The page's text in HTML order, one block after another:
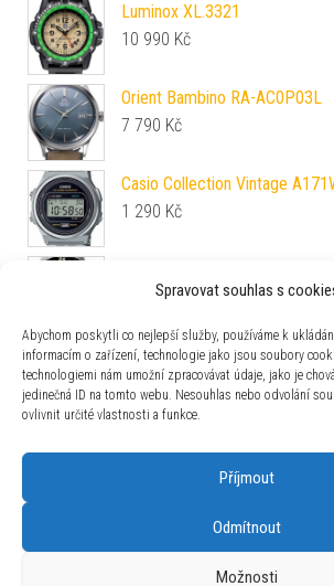
Spravovat souhlas s
Abychom poskytli co nejlepší služby, používáme k
informacím o zařízení, technologie jako jsou soubory
technologiemi nám umožní zpracovávat údaje, jako je
jedinečná ID na tomto webu. Nesouhlas nebo odvolání
ovlivnit určité vlastnosti a funkce.
Příjmout
Odmítnout
Možnosti
Luminox XL.3321
10 990 Kč
Orient Bambino RA-AC0P03L
7 790 Kč
Casio Collection Vintage
1 290 Kč
COSC Sled Driver Limited
S17C-BK
99 800 Kč
Casio Collection LTP-B166D-
1 990Kč